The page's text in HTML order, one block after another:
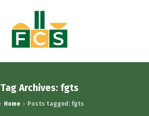
Tag Archives: fgts
Home Posts tagged: fgts